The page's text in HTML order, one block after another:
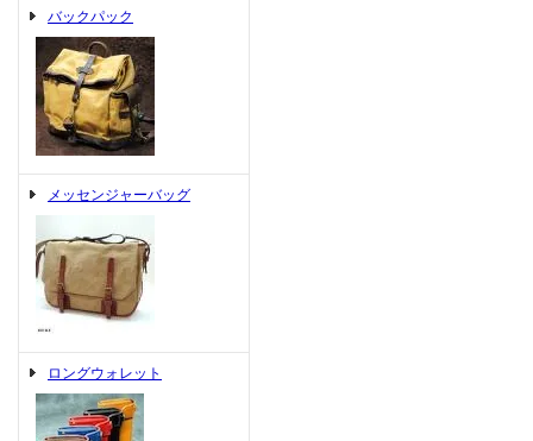
バックパック
メッセンジャーバッグ
ロングウォレット